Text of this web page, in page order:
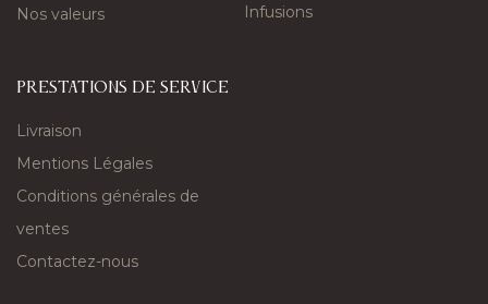
Nos valeurs
Infusions
PRESTATIONS DE SERVICE
Livraison
Mentions Légales
Conditions générales de
ventes
Contactez-nous